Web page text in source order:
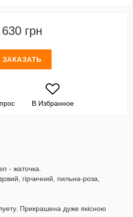
630 грн
ЗАКАЗАТЬ
В Избранное
- жаточка.
гірчичний, пильна-роза,
Прикрашена дуже якісною